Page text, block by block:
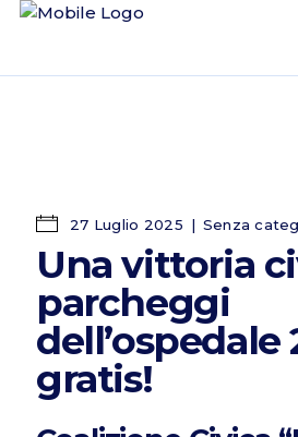
27 Luglio 2025 Senza
Una vittoria
parcheggi
dell’ospedale
gratis!